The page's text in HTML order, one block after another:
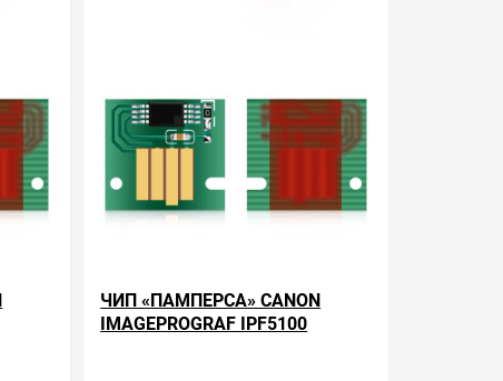
ЧИП «ПАМПЕРСА» CANON
IMAGEPROGRAF IPF5100